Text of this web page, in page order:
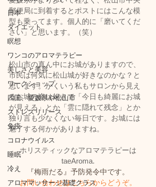
日本
ダイエット
瞑想
ワンコのアロマテラピー
美しさと美容
ワークショップ
四国、愛媛県や松山市
ストレスリリース
免疫
コロナウイルス
睡眠
冷え
アロママッサージ基礎クラス
郵便局に到着するとポストにはこんな模
型も乗ってます。個人的に「磨いてくだ
さい」と思います。（笑）
松山市の真ん中にお城がありますので、
市民は何気に松山城が好きなのかな？と
思います。かくいう私もサロンから見え
るお城の姿は好きで「今日も綺麗にお城
が見える」とか「雲に隠れて残念」とか
独り言も少なくない毎日です。お城には
魅了する何かがありますね。
ホリスティックなアロマテラピーは
taeAroma.
『梅雨だる』予防発令中です。
お問い合わせはこちらからどうぞ。